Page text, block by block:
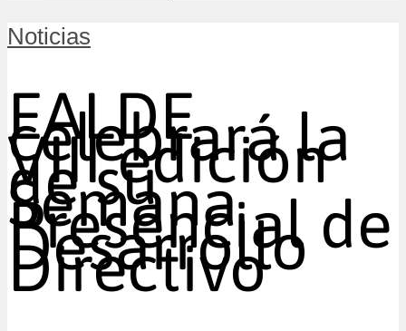
Noticias
EALDE
celebrará la
VIII edición
de su
Semana
Presencial de
Desarrollo
Directivo